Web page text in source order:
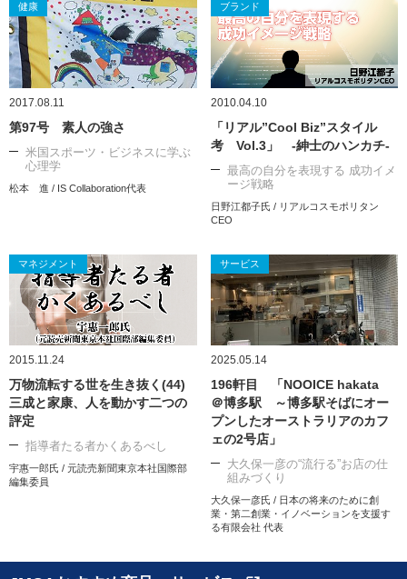
健康
2017.08.11
第97号 素人の強さ
米国スポーツ・ビジネスに学ぶ
心理学
松本 進 / IS Collaboration代表
ブランド
2010.04.10
「リアル”Cool Biz”スタイル
考 Vol.3」 -紳士のハンカチ-
最高の自分を表現する 成功イメ
ージ戦略
日野江都子氏 / リアルコスモポリタン
CEO
マネジメント
2015.11.24
万物流転する世を生き抜く(44)
三成と家康、人を動かす二つの
評定
指導者たる者かくあるべし
宇惠一郎氏 / 元読売新聞東京本社国際部
編集委員
サービス
2025.05.14
196軒目 「NOOICE hakata
＠博多駅 ～博多駅そばにオー
プンしたオーストラリアのカフ
ェの2号店」
大久保一彦の“流行る”お店の仕
組みづくり
大久保一彦氏 / 日本の将来のために創
業・第二創業・イノベーションを支援す
る有限会社 代表